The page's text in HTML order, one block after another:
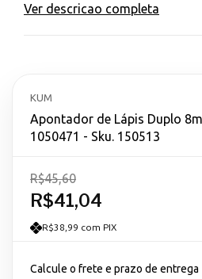
Ver descricao completa
KUM
Apontador de Lápis Duplo
1050471 - Sku. 150513
R$41,04
R$45,60
R$38,99 com PIX
Calcule o frete e prazo de entrega